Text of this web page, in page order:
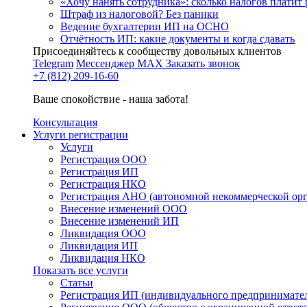
Штраф из налоговой? Без паники
Ведение бухгалтерии ИП на ОСНО
Отчётность ИП: какие документы и когда сдавать
Присоединяйтесь к сообществу довольных клиентов
Telegram Мессенджер MAX Заказать звонок
+7 (812) 209-16-60
Ваше спокойствие - наша забота!
Консультация
Услуги регистрации
Услуги
Регистрация ООО
Регистрация ИП
Регистрация НКО
Регистрация АНО (автономной некоммерческой
Внесение изменений ООО
Внесение изменений ИП
Ликвидация ООО
Ликвидация ИП
Ликвидация НКО
Показать все услуги
Статьи
Регистрация ИП (индивидуального